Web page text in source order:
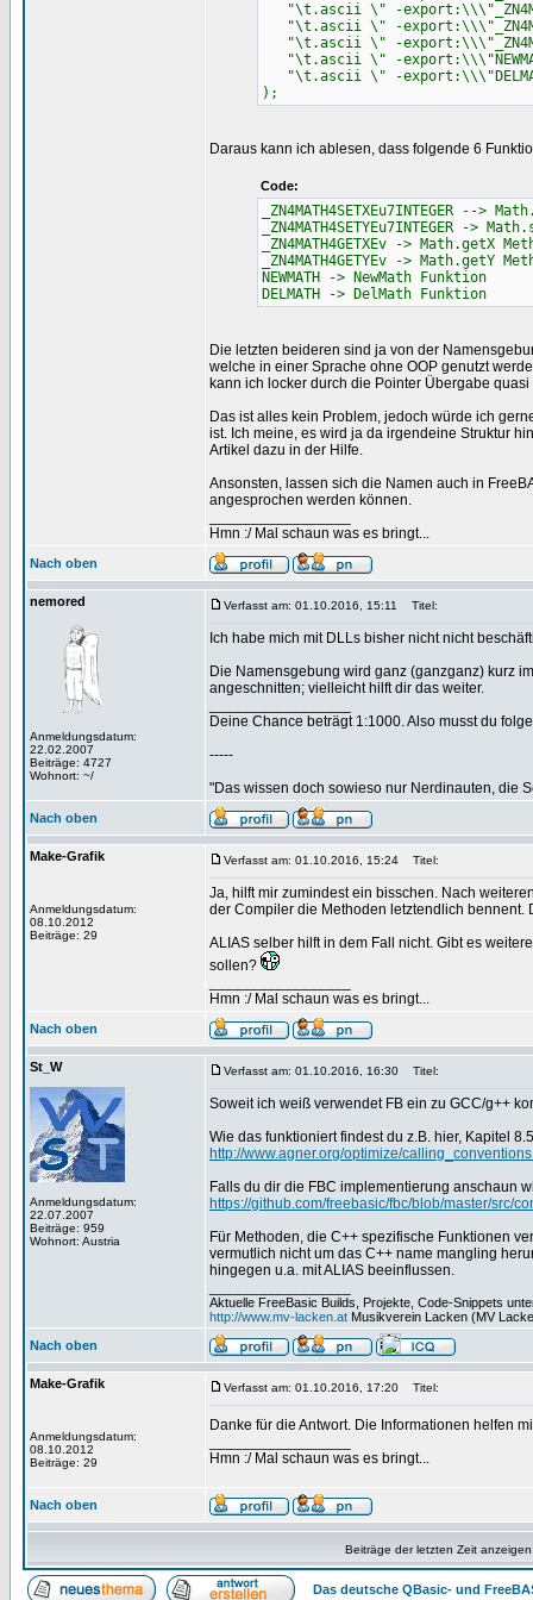
"\t.ascii \" -
"\t.ascii \" -
"\t.ascii \" -
"\t.ascii \" -
"\t.ascii \" -
);
Daraus kann ich ablesen, dass folgende 6
Code:
_ZN4MATH4SETXEu7INTEGER -->
_ZN4MATH4SETYEu7INTEGER ->
_ZN4MATH4GETXEv -> Math.getX
_ZN4MATH4GETYEv -> Math.getY
NEWMATH -> NewMath Funktion
DELMATH -> DelMath Funktion
Die letzten beideren sind ja von der
welche in einer Sprache ohne OOP genutzt
kann ich locker durch die Pointer Übergabe
Das ist alles kein Problem, jedoch würde ich
ist. Ich meine, es wird ja da irgendeine Struktur
Artikel dazu in der Hilfe.
Ansonsten, lassen sich die Namen auch in
angesprochen werden können.
Hmn :/ Mal schaun was es bringt...
Nach oben
nemored
Anmeldungsdatum:
22.02.2007
Beiträge: 4727
Wohnort: ~/
Verfasst am: 01.10.2016, 15:11 Titel:
Ich habe mich mit DLLs bisher nicht nicht
Die Namensgebung wird ganz (ganzganz) kurz
angeschnitten; vielleicht hilft dir das weiter.
Deine Chance beträgt 1:1000. Also musst du
-----
"Das wissen doch sowieso nur Nerdinauten, die
Nach oben
Make-Grafik
Anmeldungsdatum:
08.10.2012
Beiträge: 29
Verfasst am: 01.10.2016, 15:24 Titel:
Ja, hilft mir zumindest ein bisschen. Nach
der Compiler die Methoden letztendlich bennent.
ALIAS selber hilft in dem Fall nicht. Gibt es
sollen?
Hmn :/ Mal schaun was es bringt...
Nach oben
St_W
Anmeldungsdatum:
22.07.2007
Beiträge: 959
Wohnort: Austria
Verfasst am: 01.10.2016, 16:30 Titel:
Soweit ich weiß verwendet FB ein zu GCC/g++
Wie das funktioniert findest du z.B. hier, Kapitel
http://www.agner.org/optimize/
Falls du dir die FBC implementierung anschaun
https://github.com/freebasic/fbc/blob/master/src/
Für Methoden, die C++ spezifische Funktionen
vermutlich nicht um das C++ name mangling
hingegen u.a. mit ALIAS beeinflussen.
Aktuelle FreeBasic Builds, Projekte, Code-Snippets
http://www.mv-lacken.at Musikverein Lacken (MV
Nach oben
Make-Grafik
Anmeldungsdatum:
08.10.2012
Beiträge: 29
Verfasst am: 01.10.2016, 17:20 Titel:
Danke für die Antwort. Die Informationen helfen
Hmn :/ Mal schaun was es bringt...
Nach oben
Beiträge der letzten Zeit
Das deutsche QBasic- und